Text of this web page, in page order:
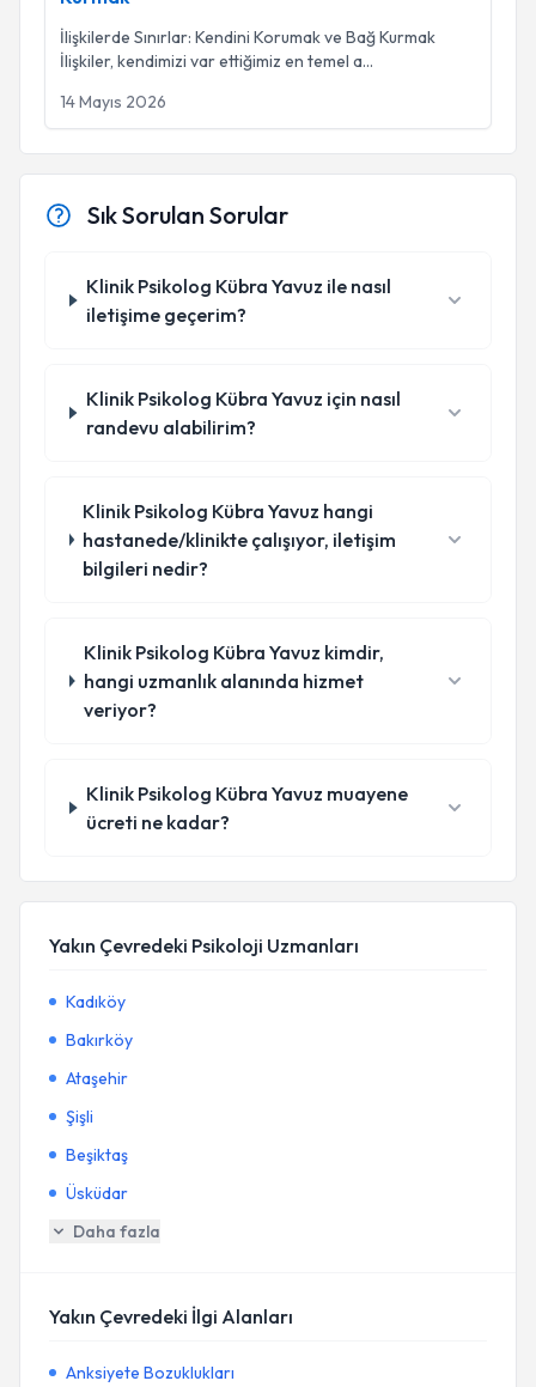
İlişkilerde Sınırlar: Kendini Korumak ve Bağ Kurmak
İlişkiler, kendimizi var ettiğimiz en temel a...
14 Mayıs 2026
Sık Sorulan Sorular
Klinik Psikolog Kübra Yavuz ile nasıl
iletişime geçerim?
Klinik Psikolog Kübra Yavuz için nasıl
randevu alabilirim?
Klinik Psikolog Kübra Yavuz hangi
hastanede/klinikte çalışıyor, iletişim
bilgileri nedir?
Klinik Psikolog Kübra Yavuz kimdir,
hangi uzmanlık alanında hizmet
veriyor?
Klinik Psikolog Kübra Yavuz muayene
ücreti ne kadar?
Yakın Çevredeki Psikoloji Uzmanları
Kadıköy
Bakırköy
Ataşehir
Şişli
Beşiktaş
Üsküdar
Daha fazla
Yakın Çevredeki İlgi Alanları
Anksiyete Bozuklukları